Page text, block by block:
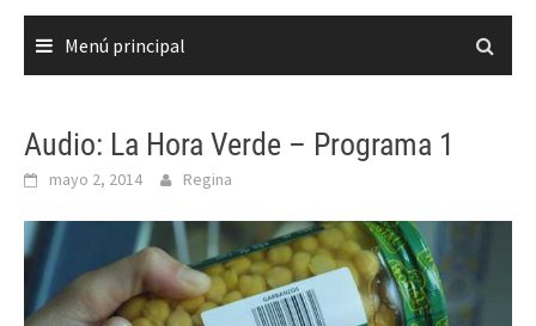
Menú principal
Audio: La Hora Verde – Programa 1
mayo 2, 2014 Regina